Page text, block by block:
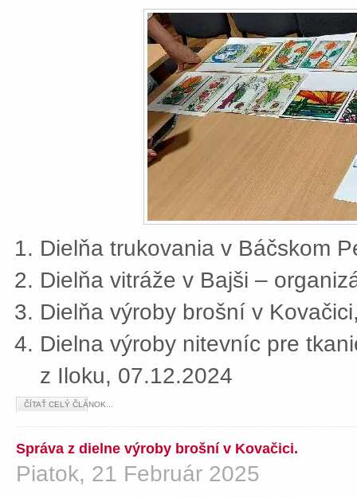
Dielňa trukovania v Báčskom
Dielňa vitráže v Bajši –
Dielňa výroby brošní v
Dielna výroby nitevníc pre
z Iloku, 07.12.2024
ČÍTAŤ CELÝ ČLÁNOK...
Správa z dielne výroby brošní v Kovačici.
Piatok, 21 Február 2025